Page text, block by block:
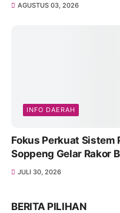
AGUSTUS 03, 2026
INFO DAERAH
Fokus Perkuat Sistem
Soppeng Gelar Rakor
JULI 30, 2026
BERITA PILIHAN